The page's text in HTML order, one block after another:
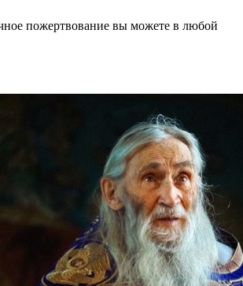
пожертвование вы можете в любой